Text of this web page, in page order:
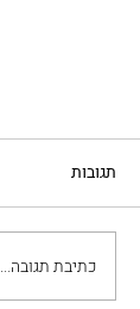
תגובות
כתיבת תגובה...